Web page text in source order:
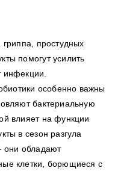
гриппа, простудных
помогут усилить
инфекции.
особенно важны
бактериальную
влияет на функции
в сезон разгула
они обладают
клетки, борющиеся с